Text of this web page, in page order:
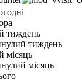
тиждень
тиждень
місяць
місяць